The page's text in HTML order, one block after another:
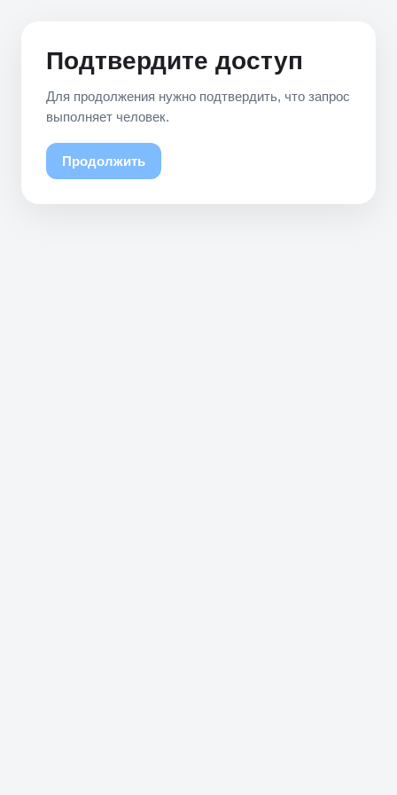
Подтвердите доступ
Для продолжения нужно подтвердить, что запрос
выполняет человек.
Продолжить